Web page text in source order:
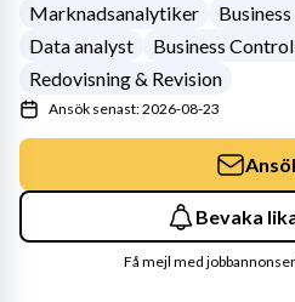
Marknadsanalytiker
Data analyst
Business
Redovisning & Revision
Ansök senast: 2026-08-23
Bevaka
Få mejl med